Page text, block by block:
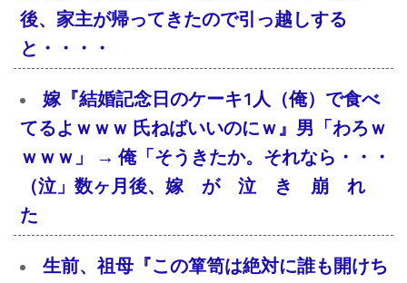
後、家主が帰ってきたので引っ越しする
と・・・・
嫁『結婚記念日のケーキ1人（俺）で食べ
てるよｗｗｗ 氏ねばいいのにｗ』男「わろｗ
ｗｗｗ」 → 俺「そうきたか。それなら・・・
（泣」数ヶ月後、嫁 が 泣 き 崩 れ
た
生前、祖母『この箪笥は絶対に誰も開けち